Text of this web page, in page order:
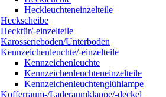
Heckleuchteneinzelteile
Heckscheibe
Hecktür/-einzelteile
Karosserieboden/Unterboden
Kennzeichenleuchte/-einzelteile
Kennzeichenleuchte
Kennzeichenleuchteneinzelteile
Kennzeichenleuchtenglühlampe
Kofferraum-/Laderaumklappe/-deckel